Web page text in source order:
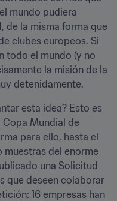
mundo pudiera
de la misma forma que
clubes europeos. Si
todo el mundo (y no
la misión de la
detenidamente.
esta idea? Esto es
Copa Mundial de
para ello, hasta el
muestras del enorme
una Solicitud
que deseen colaborar
16 empresas han